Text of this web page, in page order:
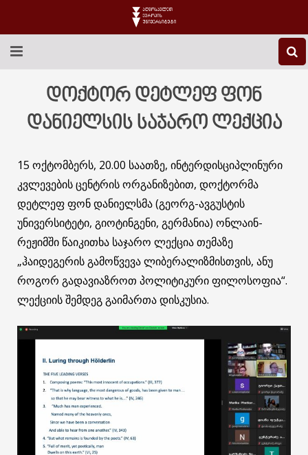
EEU-Ს ᲨᲔᲡᲐᲮᲔᲑ
ᲒᲐᲜᲐᲗᲚᲔᲑᲐ
ᲡᲐᲔᲠᲗᲐᲨᲝᲠᲘᲡᲝ
ᲑᲘᲑᲚᲘᲝᲗᲔᲙᲐ
ᲡᲢᲣᲓᲔᲜᲢᲣᲠᲘ ᲪᲮᲝᲕᲠᲔᲑᲐ
ᲙᲝᲜᲢᲐᲥᲢᲘ
დოქტორ დეტლეფ ფონ
დანიელსის საჯარო ლექცია
15 ოქტომბერს, 20.00 საათზე, ინტერდისციპლინური
კვლევების ცენტრის ორგანიზებით, დოქტორმა
დეტლეფ ფონ დანიელსმა (გეორგ-ავგუსტის
უნივერსიტეტი, გიოტინგენი, გერმანია) ონლაინ-
რეჟიმში წაიკითხა საჯარო ლექცია თემაზე
„ჰაიდეგერის გამოწვევა ლიბერალიზმისთვის, ანუ
როგორ გადავიაზროთ პოლიტიკური ფილოსოფია“.
ლექციის შემდეგ გაიმართა დისკუსია.